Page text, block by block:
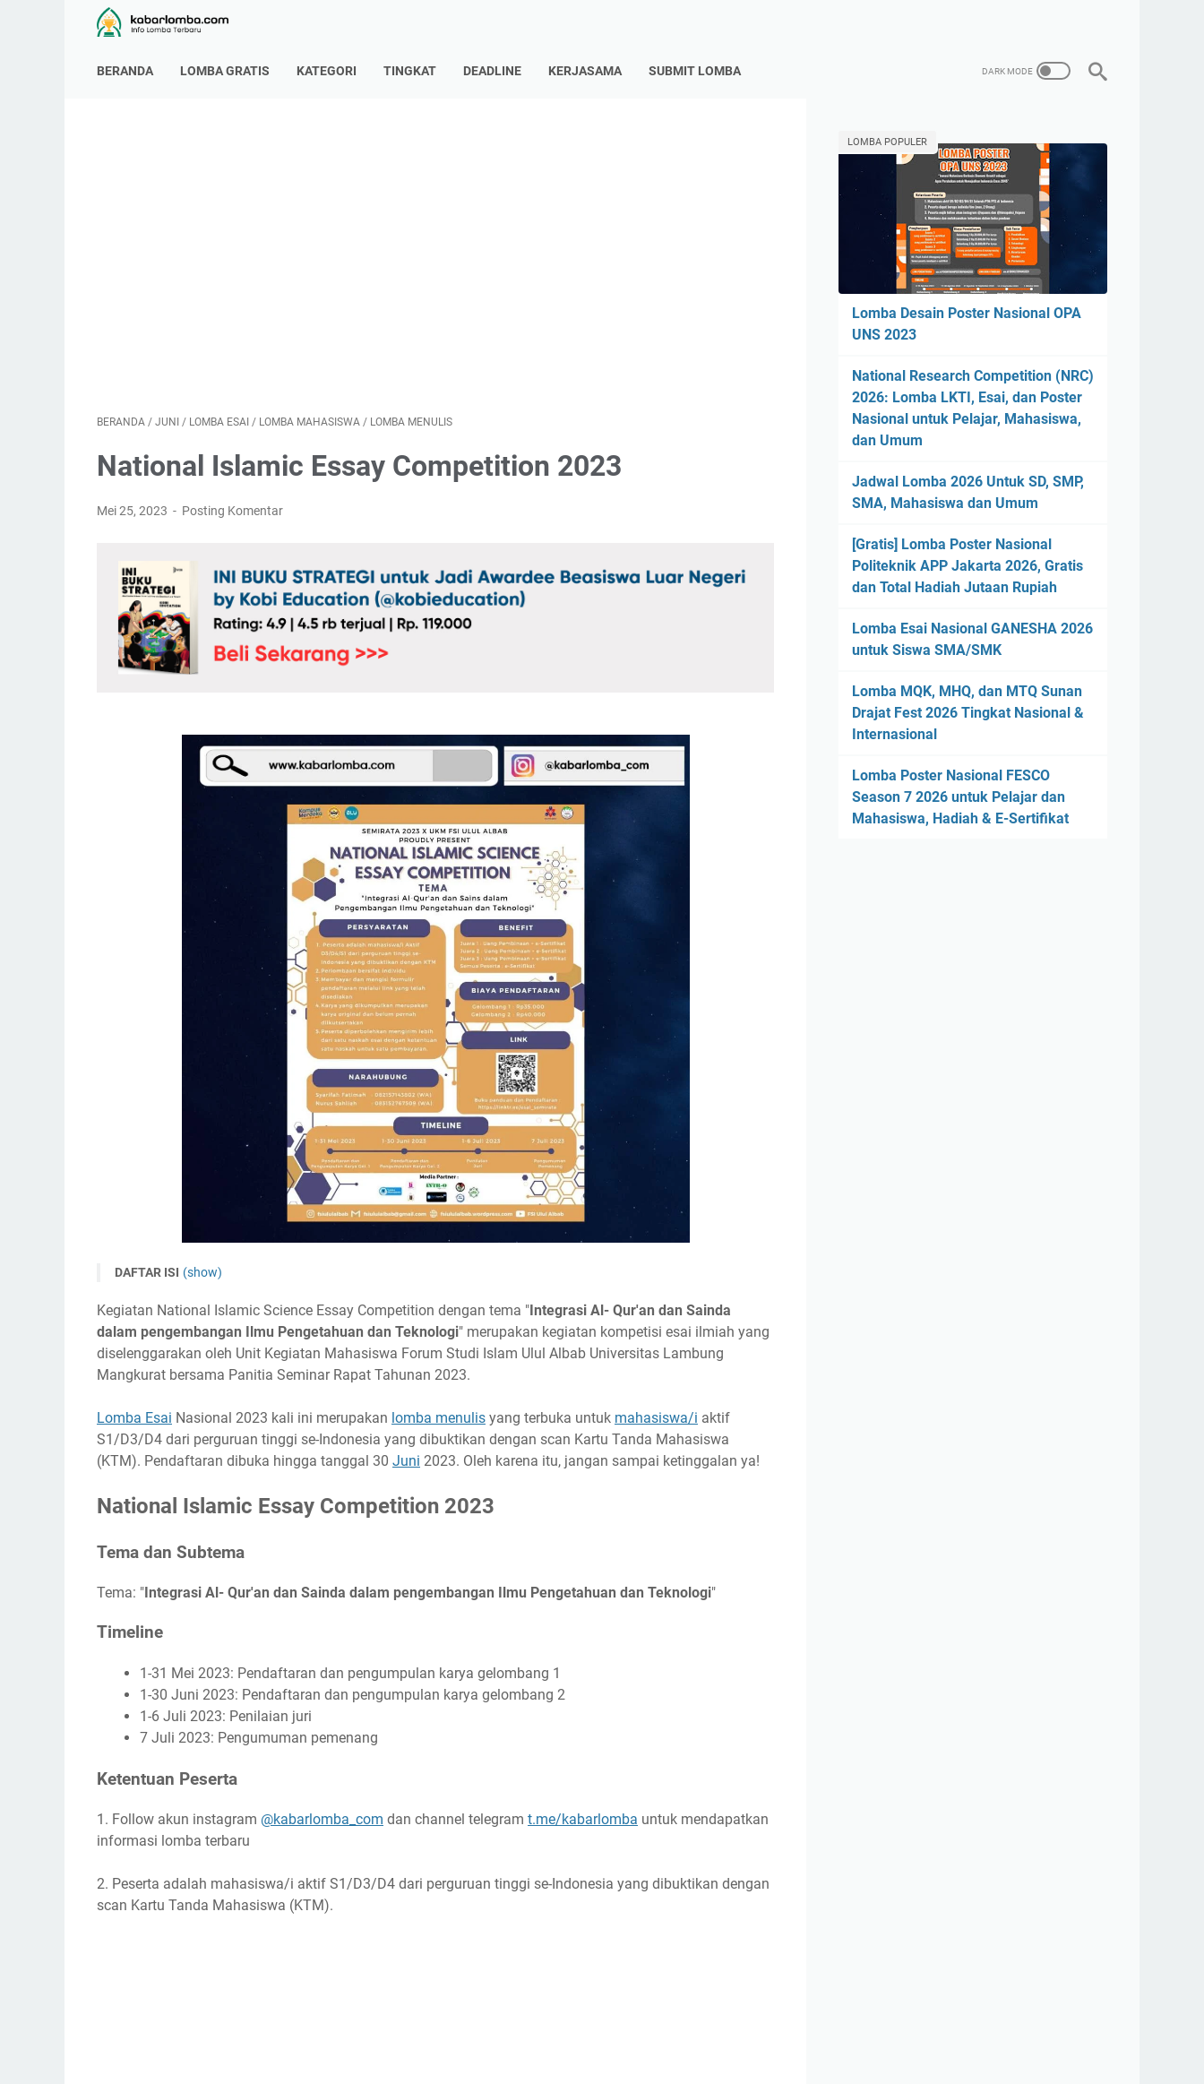
BERANDA LOMBA GRATIS KATEGORI TINGKAT DEADLINE KERJASAMA SUBMIT LOMBA
BERANDA / JUNI / LOMBA ESAI / LOMBA MAHASISWA / LOMBA MENULIS
National Islamic Essay Competition 2023
Mei 25, 2023 Posting Komentar
DAFTAR ISI (show)
Tema dan Subtema
Timeline
Ketentuan Peserta
Biaya Pendaftaran
Hadiah
Narahubung
Kegiatan National Islamic Science Essay Competition dengan tema "Integrasi Al- Qur'an dan Sainda
dalam pengembangan Ilmu Pengetahuan dan Teknologi" merupakan kegiatan kompetisi esai ilmiah yang
diselenggarakan oleh Unit Kegiatan Mahasiswa Forum Studi Islam Ulul Albab Universitas Lambung
Mangkurat bersama Panitia Seminar Rapat Tahunan 2023.
Lomba Esai Nasional 2023 kali ini merupakan lomba menulis yang terbuka untuk mahasiswa/i aktif
S1/D3/D4 dari perguruan tinggi se-Indonesia yang dibuktikan dengan scan Kartu Tanda Mahasiswa
(KTM). Pendaftaran dibuka hingga tanggal 30 Juni 2023. Oleh karena itu, jangan sampai ketinggalan ya!
National Islamic Essay Competition 2023
Tema dan Subtema
Tema: "Integrasi Al- Qur'an dan Sainda dalam pengembangan Ilmu Pengetahuan dan Teknologi"
Timeline
1-31 Mei 2023: Pendaftaran dan pengumpulan karya gelombang 1
1-30 Juni 2023: Pendaftaran dan pengumpulan karya gelombang 2
1-6 Juli 2023: Penilaian juri
7 Juli 2023: Pengumuman pemenang
Ketentuan Peserta
1. Follow akun instagram @kabarlomba_com dan channel telegram t.me/kabarlomba untuk mendapatkan
informasi lomba terbaru
2. Peserta adalah mahasiswa/i aktif S1/D3/D4 dari perguruan tinggi se-Indonesia yang dibuktikan dengan
scan Kartu Tanda Mahasiswa (KTM).
LOMBA POPULER
Lomba Desain Poster Nasional OPA
UNS 2023
National Research Competition (NRC)
2026: Lomba LKTI, Esai, dan Poster
Nasional untuk Pelajar, Mahasiswa,
dan Umum
Jadwal Lomba 2026 Untuk SD, SMP,
SMA, Mahasiswa dan Umum
[Gratis] Lomba Poster Nasional
Politeknik APP Jakarta 2026, Gratis
dan Total Hadiah Jutaan Rupiah
Lomba Esai Nasional GANESHA 2026
untuk Siswa SMA/SMK
Lomba MQK, MHQ, dan MTQ Sunan
Drajat Fest 2026 Tingkat Nasional &
Internasional
Lomba Poster Nasional FESCO
Season 7 2026 untuk Pelajar dan
Mahasiswa, Hadiah & E-Sertifikat